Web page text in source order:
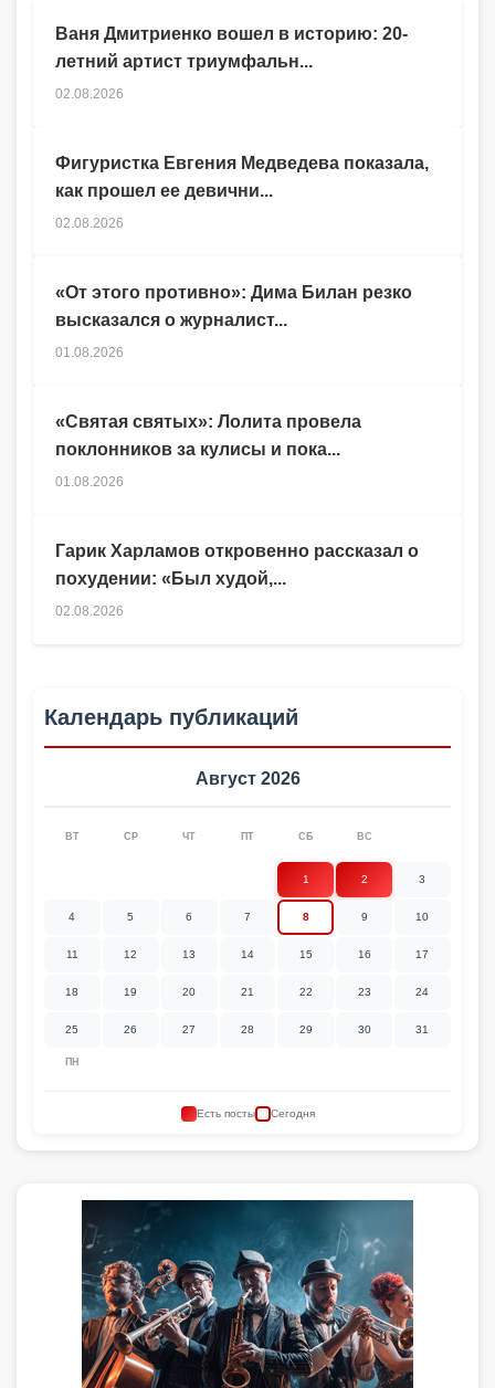
Гарик Харламов откровенно рассказал о
похудении: «Был худой,...
02.08.2026
Ваня Дмитриенко вошел в историю: 20-
летний артист триумфальн...
02.08.2026
Фигуристка Евгения Медведева показала,
как прошел ее девични...
02.08.2026
«От этого противно»: Дима Билан резко
высказался о журналист...
01.08.2026
«Святая святых»: Лолита провела
поклонников за кулисы и пока...
01.08.2026
Календарь публикаций
Август 2026
ПН
ВТ СР ЧТ ПТ СБ ВС
1 2 3
4 5 6 7 8 9 10
11 12 13 14 15 16 17
18 19 20 21 22 23 24
25 26 27 28 29 30 31
Есть посты Сегодня